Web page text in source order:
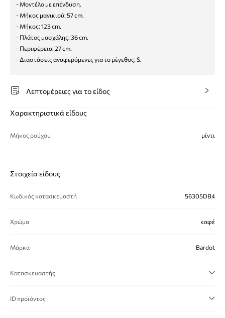
- Μοντέλο με επένδυση.
- Μήκος μανικιού: 57 cm.
- Μήκος: 123 cm.
- Πλάτος μασχάλης: 36 cm.
- Περιφέρεια: 27 cm.
- Διαστάσεις αναφερόμενες για το μέγεθος: S.
Λεπτομέρειες για το είδος
Χαρακτηριστικά είδους
Μήκος ρούχου μίντι
Στοιχεία είδους
Κωδικός κατασκευαστή 56305DB4
Χρώμα καφέ
Μάρκα Bardot
Κατασκευαστής
ID προϊόντος